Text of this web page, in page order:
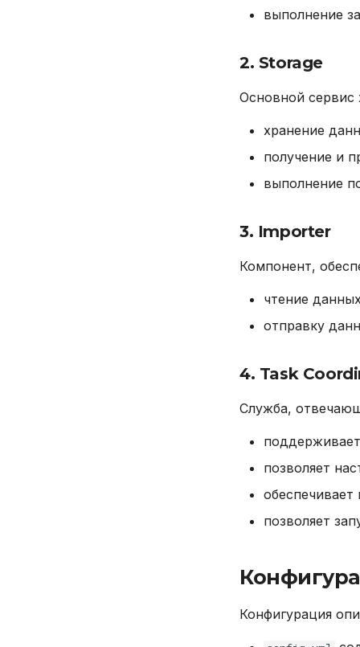
выполнение
2. Storage
Основной сервис
хранение
получение и
выполнение
3. Importer
Компонент,
чтение
отправку
4. Task
Служба,
позволяет
позволяет
Конфигурация